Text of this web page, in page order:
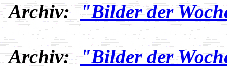
Archiv:"Bilder der
Archiv:"Bilder der